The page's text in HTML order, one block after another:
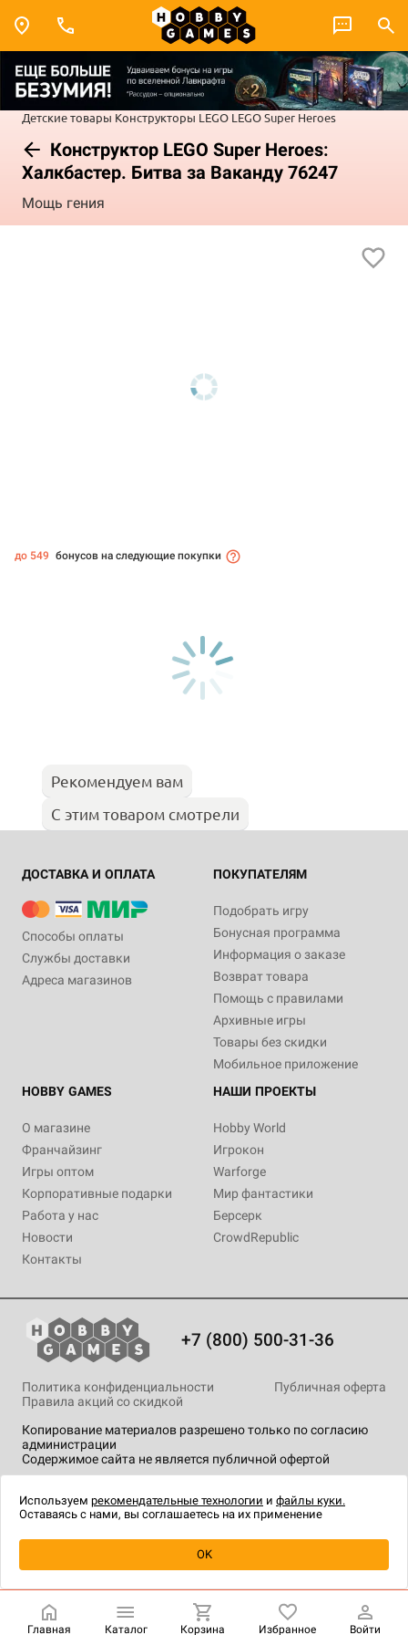
Детские товары Конструкторы LEGO LEGO Super Heroes
Конструктор LEGO Super Heroes:
Халкбастер. Битва за Ваканду 76247
Мощь гения
Уведомить о наличии
до 549 бонусов на следующие покупки
Рекомендуем вам
С этим товаром смотрели
ДОСТАВКА И ОПЛАТА
Способы оплаты
Службы доставки
Адреса магазинов
ПОКУПАТЕЛЯМ
Подобрать игру
Бонусная программа
Информация о заказе
Возврат товара
Помощь с правилами
Архивные игры
Товары без скидки
Мобильное приложение
HOBBY GAMES
О магазине
Франчайзинг
Игры оптом
Корпоративные подарки
Работа у нас
Новости
Контакты
НАШИ ПРОЕКТЫ
Hobby World
Игрокон
Warforge
Мир фантастики
Берсерк
CrowdRepublic
+7 (800) 500-31-36
Копирование материалов разрешено только по согласию
администрации
Содержимое сайта не является публичной офертой
Политика конфиденциальности
Публичная оферта
Правила акций со скидкой
технологии.
Главная Каталог Корзина Избранное Войти
Используем рекомендательные технологии и файлы куки.
Оставаясь с нами, вы соглашаетесь на их применение
OK